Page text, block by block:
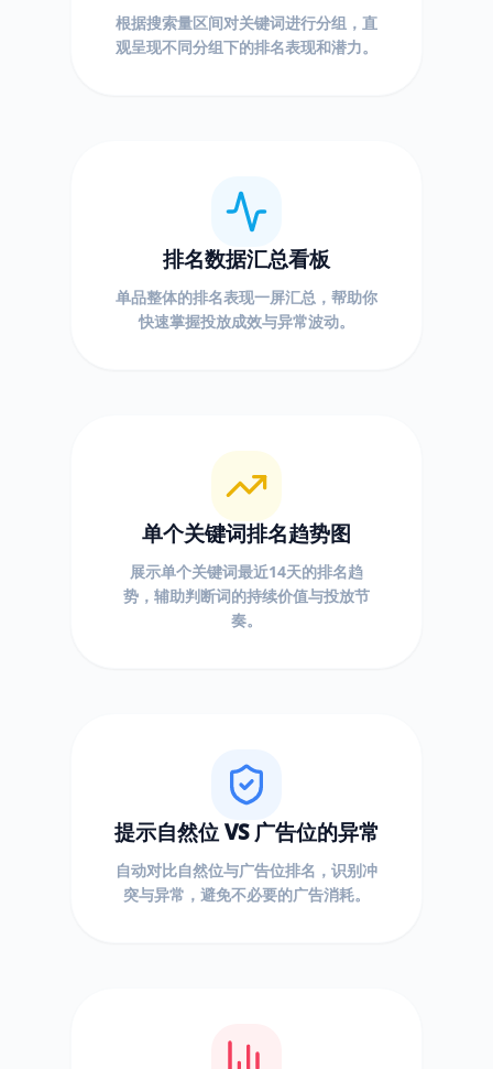
根据搜索量区间对关键词进行分组，直
观呈现不同分组下的排名表现和潜力。
排名数据汇总看板
单品整体的排名表现一屏汇总，帮助你
快速掌握投放成效与异常波动。
单个关键词排名趋势图
展示单个关键词最近14天的排名趋
势，辅助判断词的持续价值与投放节
奏。
提示自然位 VS 广告位的异常
自动对比自然位与广告位排名，识别冲
突与异常，避免不必要的广告消耗。